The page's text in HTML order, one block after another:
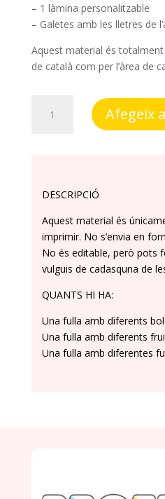
– 1 làmina personalitzable
– Galetes amb les lletres de
Aquest material és totalment
de català com per l’àrea de
Afegeix
DESCRIPCIÓ
​Aquest material és
imprimir. No s’envia en
No és editable, però pots
vulguis de cadasquna de
​QUANTS HI HA:
Una fulla amb diferents
Una fulla amb diferents
Una fulla amb diferentes